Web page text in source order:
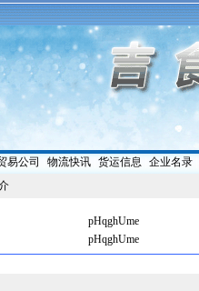
易公司 物流快讯| 货运信息 企业名录|
pHqghUme
pHqghUme